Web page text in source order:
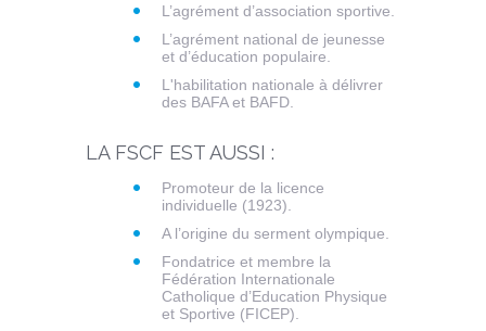
L’agrément d’association sportive.
L’agrément national de jeunesse
et d’éducation populaire.
L'habilitation nationale à délivrer
des BAFA et BAFD.
LA FSCF EST AUSSI :
Promoteur de la licence
individuelle (1923).
A l’origine du serment olympique.
Fondatrice et membre la
Fédération Internationale
Catholique d’Education Physique
et Sportive (FICEP).